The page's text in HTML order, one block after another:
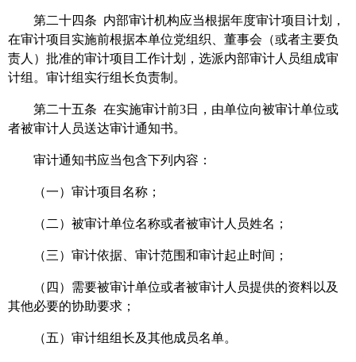
第二十四条 内部审计机构应当根据年度审计项目计划，
在审计项目实施前根据本单位党组织、董事会（或者主要负
责人）批准的审计项目工作计划，选派内部审计人员组成审
计组。审计组实行组长负责制。
第二十五条 在实施审计前3日，由单位向被审计单位或
者被审计人员送达审计通知书。
审计通知书应当包含下列内容：
（一）审计项目名称；
（二）被审计单位名称或者被审计人员姓名；
（三）审计依据、审计范围和审计起止时间；
（四）需要被审计单位或者被审计人员提供的资料以及
其他必要的协助要求；
（五）审计组组长及其他成员名单。